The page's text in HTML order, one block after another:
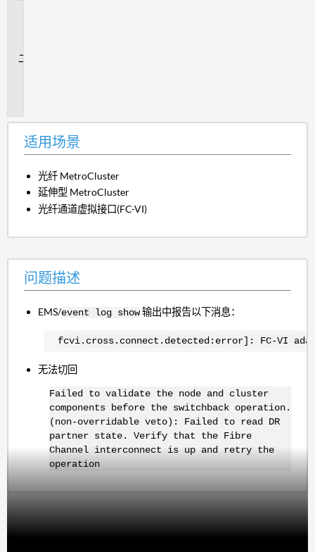
适用场景
光纤 MetroCluster
延伸型 MetroCluster
光纤通道虚拟接口(FC-VI)
问题描述
EMS/event log show输出中报告以下消息：
fcvi.cross.connect.detected:error]: FC-VI
无法切回
Failed to validate the node and cluster
components before the switchback operation.
(non-overridable veto): Failed to read DR
partner state. Verify that the Fibre
Channel interconnect is up and retry the
operation